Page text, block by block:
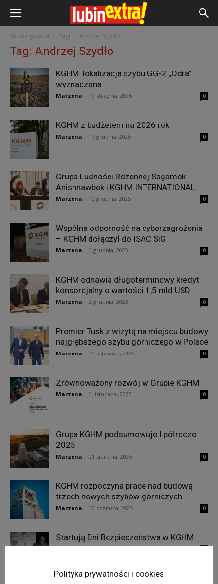
Strona główna Tagi Andrzej Szydło
Tag: Andrzej Szydło
KGHM: lokalizacja szybu GG-2 „Odra”
wyznaczona
Marzena 19 stycznia, 2026 0
KGHM z budżetem na 2026 rok
Marzena 17 grudnia, 2025 0
Grupa Ludności Rdzennej Sagamok
Anishnawbek i KGHM INTERNATIONAL
Marzena 10 grudnia, 2025 0
Wspólna odporność na cyberzagrożenia
– KGHM dołączył do ISAC SiG
Marzena 3 grudnia, 2025 0
KGHM odnawia długoterminowy kredyt
konsorcjalny o wartości 1,5 mld USD
Marzena 2 grudnia, 2025 0
Premier Tusk z wizytą na miejscu budowy
najgłębszego szybu górniczego w Polsce
Marzena 14 listopada, 2025 0
Zrównoważony rozwój w Grupie KGHM
Marzena 3 listopada, 2025 0
Grupa KGHM podsumowuje I półrocze
2025
Marzena 21 sierpnia, 2025 0
KGHM rozpoczyna prace nad budową
trzech nowych szybów górniczych
Marzena 30 czerwca, 2025 0
Startują Dni Bezpieczeństwa w KGHM
Polityka prywatności i cookies